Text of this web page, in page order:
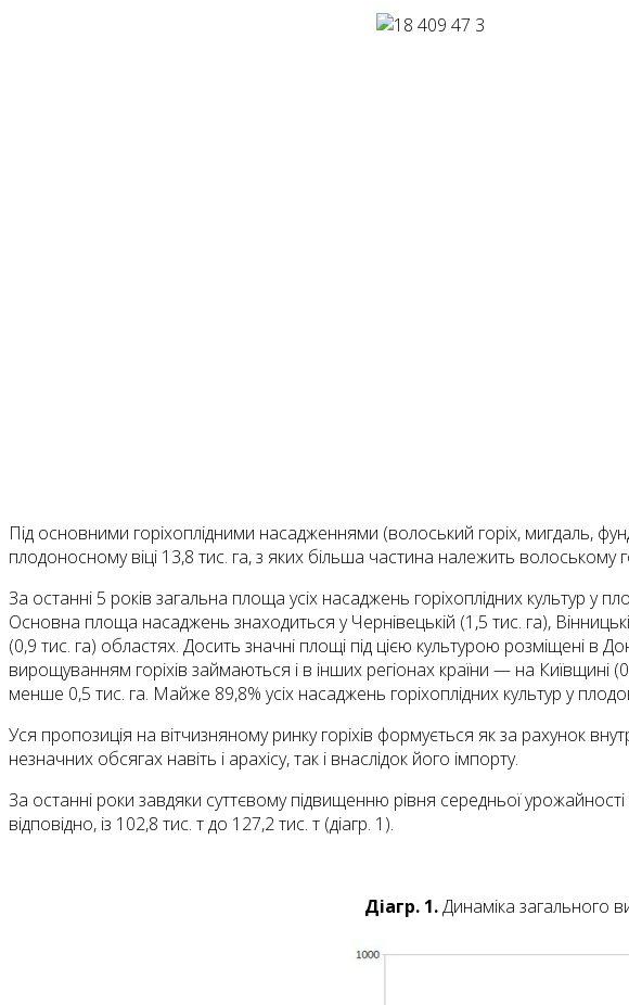
Під основними гopixo­плiдними насадженнями (волоський гopix, мигдаль,
плодоносному віці 13,8 тис. га, з яких більша частина належить
За останні 5 років загальна площа усіх насаджень горіхоплідних культур у
Основна площа насаджень знаходиться у Чернівецькій (1,5 тис. га),
(0,9 тис. га) областях. Досить значні площі під цією культурою розміщені в
вирощуванням горіхів займаються і в інших регіонах країни — на Київщині
менше 0,5 тис. га. Майже 89,8% усіх насаджень горіхоплідних культур у
Уся пропозиція на вітчизняному ринку горіхів формує­ться як за рахунок
незначних обсягах навіть і арахісу, так і внаслідок його імпорту.
За останні роки завдяки суттєвому підвищенню рівня середньої
відповідно, із 102,8 тис. т до 127,2 тис. т (діагр. 1).
Діагр. 1.Динаміка загального